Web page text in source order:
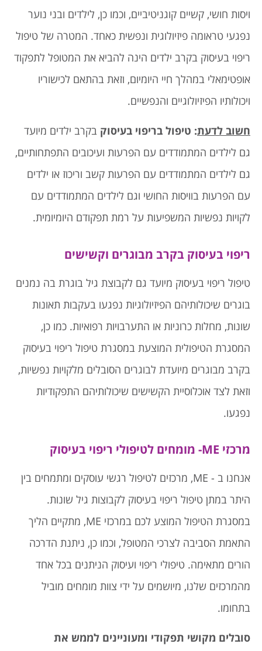
ויסות חושי, קשיים קוגניטיביים, וכמו כן, לילדים ובני נוער
נפגעי טראומה פיזיולוגית ונפשית כאחד. המטרה של טיפול
ריפוי בעיסוק בקרב ילדים הינה להביא את המטופל לתפקוד
אופטימאלי במהלך חיי היומיום, וזאת בהתאם לכישוריו
ויכולותיו הפיזיולוגיים והנפשיים.
חשוב לדעת: טיפול בריפוי בעיסוק בקרב ילדים מיועד
גם לילדים המתמודדים עם הפרעות ועיכובים התפתחותיים,
גם לילדים המתמודדים עם הפרעות קשב וריכוז או ילדים
עם הפרעות בוויסות החושי וגם לילדים המתמודדים עם
לקויות נפשיות המשפיעות על רמת תפקודם היומיומית.
ריפוי בעיסוק בקרב מבוגרים וקשישים
טיפול ריפוי בעיסוק מיועד גם לקבוצת גיל בוגרת בה נמנים
בוגרים שיכולותיהם הפיזיולוגיות נפגעו בעקבות תאונות
שונות, מחלות כרוניות או התערבויות רפואיות. כמו כן,
המסגרת הטיפולית המוצעת במסגרת טיפול ריפוי בעיסוק
בקרב מבוגרים מיועדת לבוגרים הסובלים מלקויות נפשיות,
וזאת לצד אוכלוסיית הקשישים שיכולותיהם התפקודיות
נפגעו.
מרכזי ME- מומחים לטיפולי ריפוי בעיסוק
אנחנו ב - ME, מרכזים לטיפול רגשי עוסקים ומתמחים בין
היתר במתן טיפול ריפוי בעיסוק לקבוצות גיל שונות.
במסגרת הטיפול המוצע לכם במרכזי ME, מתקיים הליך
התאמת הסביבה לצרכי המטופל, וכמו כן, ניתנת הדרכה
הורים מתאימה. טיפולי ריפוי ועיסוק הניתנים בכל אחד
מהמרכזים שלנו, מיושמים על ידי צוות מומחים מוביל
בתחומו.
סובלים מקושי תפקודי ומעוניינים לממש את